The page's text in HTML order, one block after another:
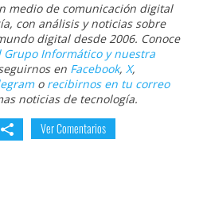
medio de comunicación digital
con análisis y noticias sobre
digital desde 2006. Conoce
Grupo Informático y nuestra
en Facebook, X,
o recibirnos en tu correo
noticias de tecnología.
Ver Comentarios